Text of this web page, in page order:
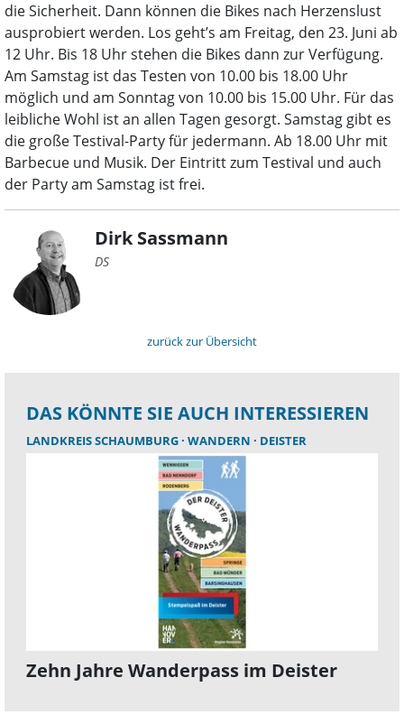
die Sicherheit. Dann können die Bikes nach Herzenslust
ausprobiert werden. Los geht’s am Freitag, den 23. Juni ab
12 Uhr. Bis 18 Uhr stehen die Bikes dann zur Verfügung.
Am Samstag ist das Testen von 10.00 bis 18.00 Uhr
möglich und am Sonntag von 10.00 bis 15.00 Uhr. Für das
leibliche Wohl ist an allen Tagen gesorgt. Samstag gibt es
die große Testival-Party für jedermann. Ab 18.00 Uhr mit
Barbecue und Musik. Der Eintritt zum Testival und auch
der Party am Samstag ist frei.
Dirk Sassmann
DS
zurück zur Übersicht
DAS KÖNNTE SIE AUCH INTERESSIEREN
LANDKREIS SCHAUMBURG WANDERN DEISTER
Zehn Jahre Wanderpass im Deister